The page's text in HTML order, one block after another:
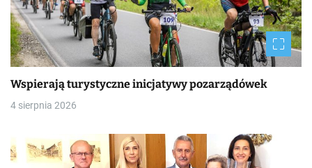
Wspierają turystyczne inicjatywy pozarządówek
4 sierpnia 2026